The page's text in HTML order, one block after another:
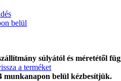
belül
súlyától és méretétől
a terméket
munkanapon belül kézbesítjük.